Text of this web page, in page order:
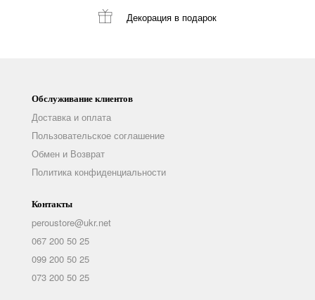
Декорация в подарок
Обслуживание клиентов
Доставка и оплата
Пользовательское соглашение
Обмен и Возврат
Политика конфиденциальности
Контакты
peroustore@ukr.net
067 200 50 25
099 200 50 25
073 200 50 25